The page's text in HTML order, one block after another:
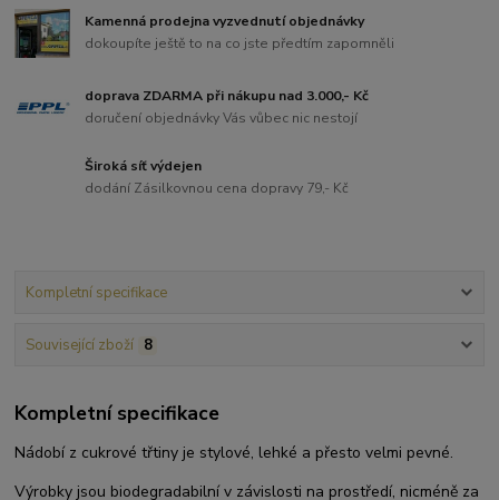
Kamenná prodejna vyzvednutí objednávky
dokoupíte ještě to na co jste předtím zapomněli
doprava ZDARMA při nákupu nad 3.000,- Kč
doručení objednávky Vás vůbec nic nestojí
Široká síť výdejen
dodání Zásilkovnou cena dopravy 79,- Kč
Kompletní specifikace
Související zboží 8
Kompletní specifikace
Nádobí z cukrové třtiny je stylové, lehké a přesto velmi pevné.
Výrobky jsou biodegradabilní v závislosti na prostředí, nicméně za